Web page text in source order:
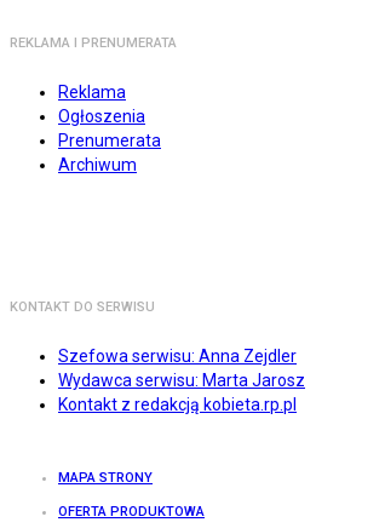
REKLAMA I PRENUMERATA
Reklama
Ogłoszenia
Prenumerata
Archiwum
KONTAKT DO SERWISU
Szefowa serwisu: Anna Zejdler
Wydawca serwisu: Marta Jarosz
Kontakt z redakcją kobieta.rp.pl
MAPA STRONY
OFERTA PRODUKTOWA